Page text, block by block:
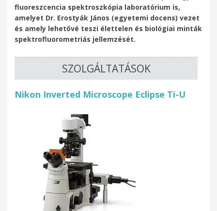
fluoreszcencia spektroszkópia laboratórium is,
amelyet Dr. Erostyák János (egyetemi docens) vezet
és amely lehetővé teszi élettelen és biológiai minták
spektrofluorometriás jellemzését.
SZOLGÁLTATÁSOK
Nikon Inverted Microscope Eclipse Ti-U